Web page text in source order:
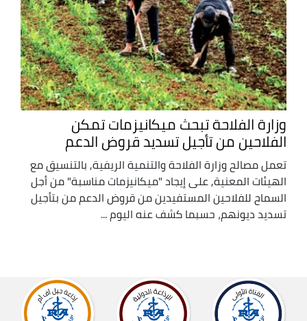
وزارة الفلاحة تبحث ميكانيزمات تمكن
الفلاحين من تأجيل تسديد قروض الدعم
تعمل مصالح وزارة الفلاحة والتنمية الريفية, بالتنسيق مع
الهيئات المعنية, على إيجاد "ميكانيزمات مناسبة" من أجل
السماح للفلاحين المستفيدين من قروض الدعم من بتأجيل
تسديد ديونهم، حسبما كشف عنه اليوم ...